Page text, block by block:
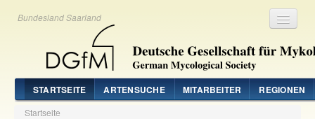
Bundesland Saarland
STARTSEITE ARTENSUCHE MITARBEITER REGIONEN
Startseite